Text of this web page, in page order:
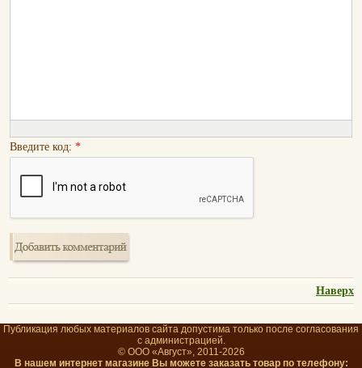
Введите код: *
Наверх
Публикация любых материалов сайта допустима только после согласования
с администрацией.
© ООО «Август», 2011-2026
В нашем интернет магазине Вы можете заказать товар по телефону: